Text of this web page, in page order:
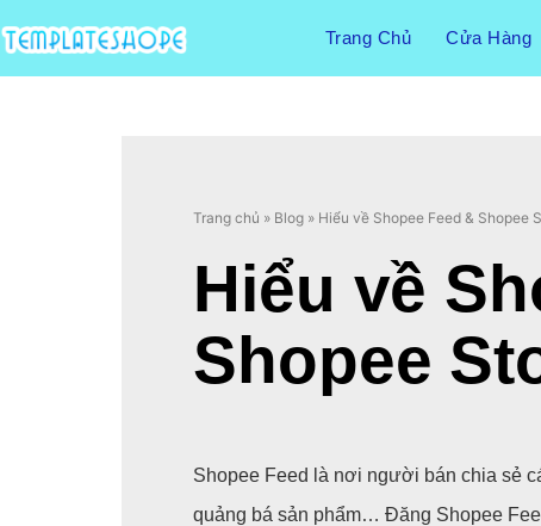
Trang Chủ Cửa Hàng
Trang chủ » Blog » Hiểu về Shopee Feed & Shopee
Hiểu về
Shopee
Shopee Feed là nơi người bán chia sẻ
quảng bá sản phẩm… Đăng Shopee